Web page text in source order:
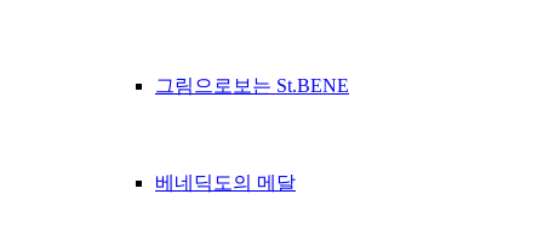
그림으로보는 St.BENE
베네딕도의 메달